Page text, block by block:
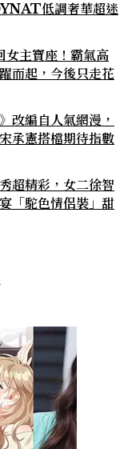
低調奢華超迷
女主寶座！霸氣高
而起，今後只走花
改編自人氣網漫，
承憲搭檔期待指數
超精彩，女二徐智
「駝色情侶裝」甜